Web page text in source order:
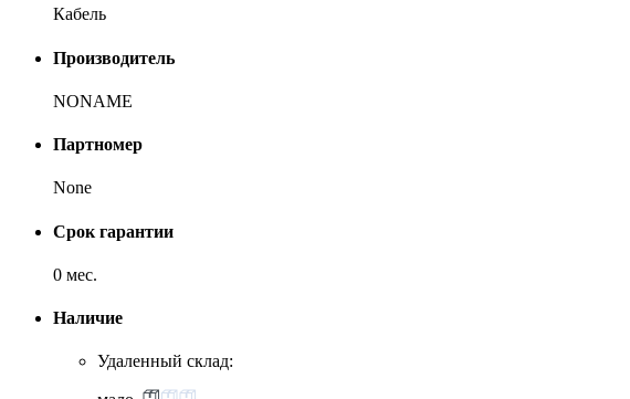
Кабель
Производитель
NONAME
Партномер
None
Срок гарантии
0 мес.
Наличие
Удаленный склад: